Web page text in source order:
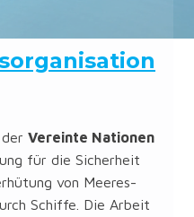
Vereinte Nationen
für die Sicherheit
von Meeres-
Schiffe. Die Arbeit